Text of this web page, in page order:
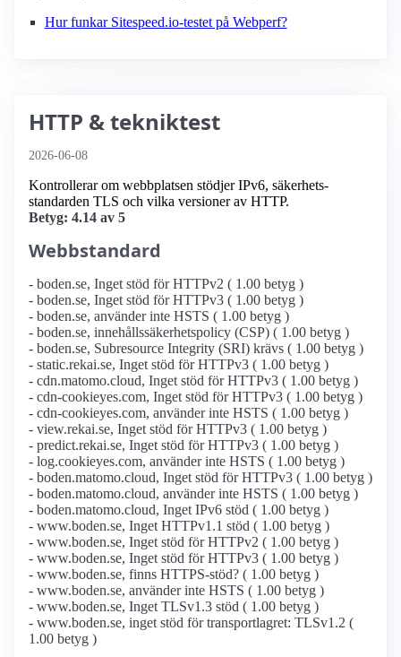
Hur funkar Sitespeed.io-testet på Webperf?
HTTP & tekniktest
2026-06-08
Kontrollerar om webbplatsen stödjer IPv6, säkerhets­
standarden TLS och vilka versioner av HTTP.
Betyg: 4.14 av 5
Webbstandard
- boden.se, Inget stöd för HTTPv2 ( 1.00 betyg )
- boden.se, Inget stöd för HTTPv3 ( 1.00 betyg )
- boden.se, använder inte HSTS ( 1.00 betyg )
- boden.se, innehållssäkerhetspolicy (CSP) ( 1.00 betyg )
- boden.se, Subresource Integrity (SRI) krävs ( 1.00 betyg )
- static.rekai.se, Inget stöd för HTTPv3 ( 1.00 betyg )
- cdn.matomo.cloud, Inget stöd för HTTPv3 ( 1.00 betyg )
- cdn-cookieyes.com, Inget stöd för HTTPv3 ( 1.00 betyg )
- cdn-cookieyes.com, använder inte HSTS ( 1.00 betyg )
- view.rekai.se, Inget stöd för HTTPv3 ( 1.00 betyg )
- predict.rekai.se, Inget stöd för HTTPv3 ( 1.00 betyg )
- log.cookieyes.com, använder inte HSTS ( 1.00 betyg )
- boden.matomo.cloud, Inget stöd för HTTPv3 ( 1.00 betyg )
- boden.matomo.cloud, använder inte HSTS ( 1.00 betyg )
- boden.matomo.cloud, Inget IPv6 stöd ( 1.00 betyg )
- www.boden.se, Inget HTTPv1.1 stöd ( 1.00 betyg )
- www.boden.se, Inget stöd för HTTPv2 ( 1.00 betyg )
- www.boden.se, Inget stöd för HTTPv3 ( 1.00 betyg )
- www.boden.se, finns HTTPS-stöd? ( 1.00 betyg )
- www.boden.se, använder inte HSTS ( 1.00 betyg )
- www.boden.se, Inget TLSv1.3 stöd ( 1.00 betyg )
- www.boden.se, inget stöd för transportlagret: TLSv1.2 (
1.00 betyg )